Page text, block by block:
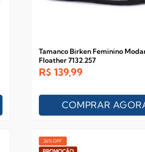
Tamanco Birken Feminino
Floather 7132.257
R$ 139,99
COMPRAR
26% OFF